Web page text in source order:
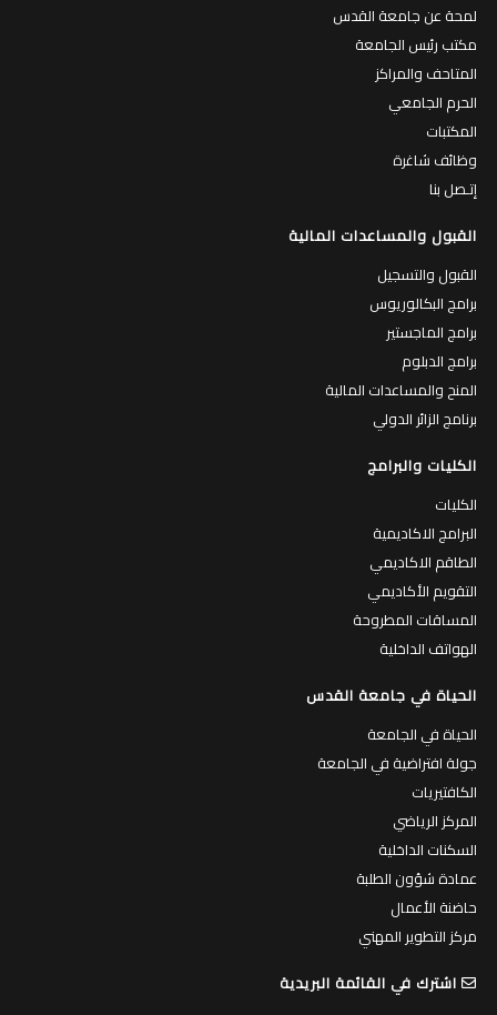
لمحة عن جامعة القدس
مكتب رئيس الجامعة
المتاحف والمراكز
الحرم الجامعي
المكتبات
وظائف شاغرة
إتـصل بنا
القبول والمساعدات المالية
القبول والتسجيل
برامج البكالوريوس
برامج الماجستير
برامج الدبلوم
المنح والمساعدات المالية
برنامج الزائر الدولي
الكليات والبرامج
الكليات
البرامج الاكاديمية
الطاقم الاكاديمي
التقويم الأكاديمي
المساقات المطروحة
الهواتف الداخلية
الحياة في جامعة القدس
الحياة في الجامعة
جولة افتراضية في الجامعة
الكافتيريات
المركز الرياضي
السكنات الداخلية
عمادة شؤون الطلبة
حاضنة الأعمال
مركز التطوير المهني
اشترك في القائمة البريدية